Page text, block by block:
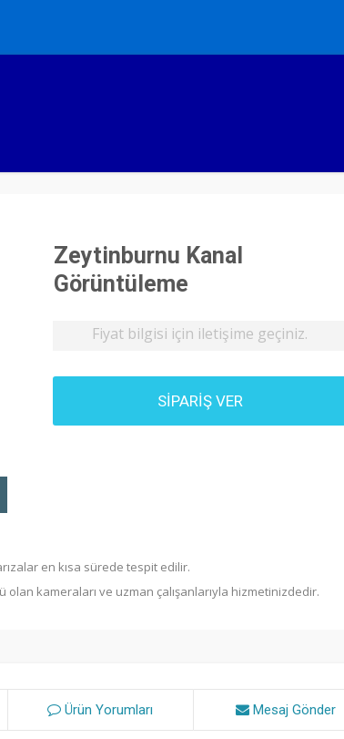
Zeytinburnu Kanal
Görüntüleme
Fiyat bilgisi için iletişime geçiniz.
en kısa sürede tespit edilir.
olan kameraları ve uzman çalışanlarıyla hizmetinizdedir.
Ürün Yorumları Mesaj Gönder